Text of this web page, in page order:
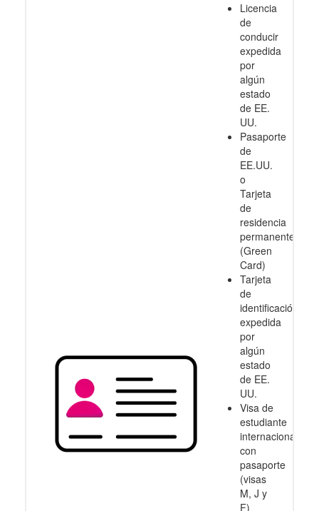
Licencia
de
conducir
expedida
por
algún
estado
de EE.
UU.
Pasaporte
de
EE.UU.
o
Tarjeta
de
residencia
permanente
(Green
Card)
Tarjeta
de
identificación
expedida
por
algún
estado
de EE.
UU.
Visa de
estudiante
internacional
con
pasaporte
(visas
M, J y
F)